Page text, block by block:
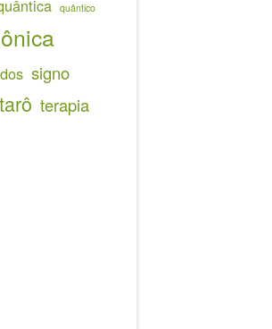
quântico
signo
tarô terapia